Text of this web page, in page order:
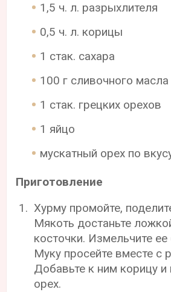
1,5 ч. л. разрыхлителя
0,5 ч. л. корицы
1 стак. сахара
100 г сливочного масла
1 стак. грецких орехов
1 яйцо
мускатный орех по
Приготовление
Хурму промойте,
Мякоть достаньте
косточки. Измельчите
Муку просейте вместе с
Добавьте к ним корицу и
орех.